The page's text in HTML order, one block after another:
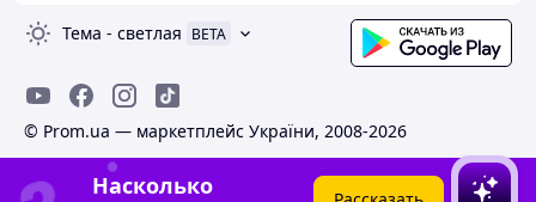
Тема - светлая BETA
© Prom.ua — маркетплейс України, 2008-2026
Насколько